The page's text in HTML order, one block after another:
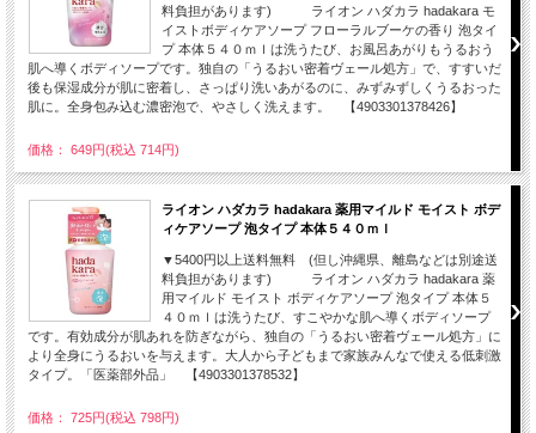
料負担があります) ライオン ハダカラ hadakara モ
イストボディケアソープ フローラルブーケの香り 泡タイ
プ 本体５４０ｍｌは洗うたび、お風呂あがりもうるおう
肌へ導くボディソープです。独自の「うるおい密着ヴェール処方」で、すすいだ
後も保湿成分が肌に密着し、さっぱり洗いあがるのに、みずみずしくうるおった
肌に。全身包み込む濃密泡で、やさしく洗えます。 【4903301378426】
価格： 649円(税込 714円)
ライオン ハダカラ hadakara 薬用マイルド モイスト ボデ
ィケアソープ 泡タイプ 本体５４０ｍｌ
▼5400円以上送料無料 (但し沖縄県、離島などは別途送
料負担があります) ライオン ハダカラ hadakara 薬
用マイルド モイスト ボディケアソープ 泡タイプ 本体５
４０ｍｌは洗うたび、すこやかな肌へ導くボディソープ
です。有効成分が肌あれを防ぎながら、独自の「うるおい密着ヴェール処方」に
より全身にうるおいを与えます。大人から子どもまで家族みんなで使える低刺激
タイプ。「医薬部外品」 【4903301378532】
価格： 725円(税込 798円)